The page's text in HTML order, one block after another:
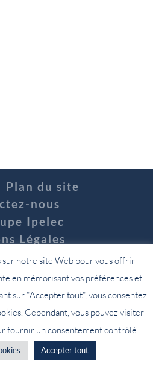
Plan du site
nous
Ipelec
Légales
Groupe Ipelec 2022.
sur notre site Web pour vous offrir
en mémorisant vos préférences et
sur "Accepter tout", vous consentez
Cependant, vous pouvez visiter
fournir un consentement contrôlé.
Accepter tout